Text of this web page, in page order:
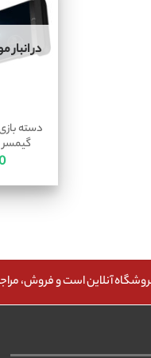
در
دسته
گیمسر GameSir T6
آنلاین است و فروش،